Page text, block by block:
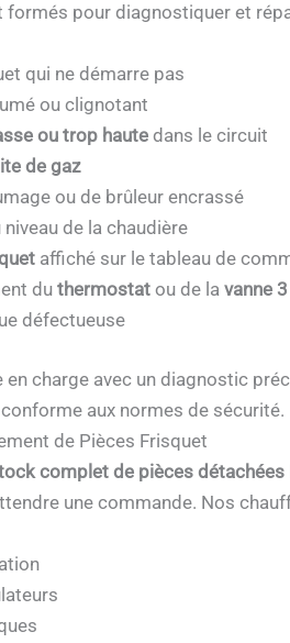
pour diagnostiquer et
qui ne démarre pas
ou clignotant
ou trop hautedans le circuit
de gaz
ou de brûleur encrassé
de la chaudière
affiché sur le tableau de
du thermostatou de la vanne
défectueuse
en charge avec un diagnostic
aux normes de sécurité.
de Pièces Frisquet
complet de pièces détachées
une commande. Nos